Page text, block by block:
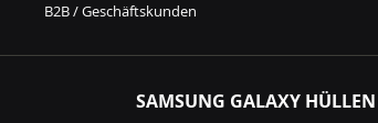
B2B / Geschäftskunden
SAMSUNG GALAXY HÜLLEN